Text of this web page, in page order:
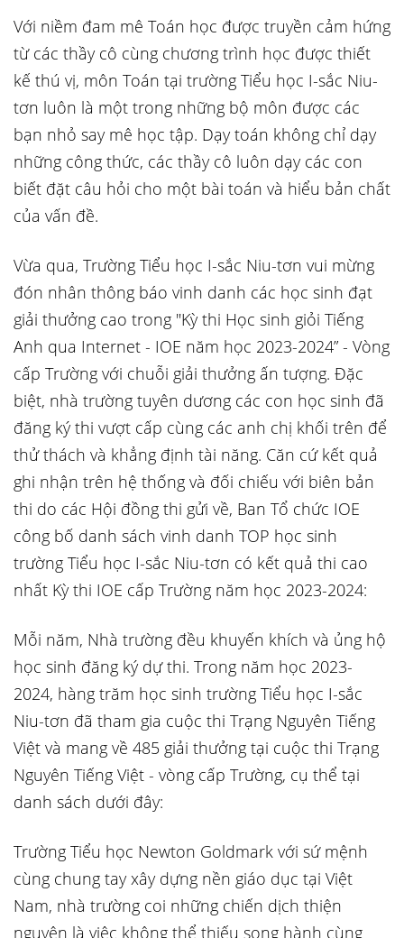
Với niềm đam mê Toán học được truyền cảm hứng
từ các thầy cô cùng chương trình học được thiết
kế thú vị, môn Toán tại trường Tiểu học I-sắc Niu-
tơn luôn là một trong những bộ môn được các
bạn nhỏ say mê học tập. Dạy toán không chỉ dạy
những công thức, các thầy cô luôn dạy các con
biết đặt câu hỏi cho một bài toán và hiểu bản chất
của vấn đề.
Vừa qua, Trường Tiểu học I-sắc Niu-tơn vui mừng
đón nhân thông báo vinh danh các học sinh đạt
giải thưởng cao trong "Kỳ thi Học sinh giỏi Tiếng
Anh qua Internet - IOE năm học 2023-2024” - Vòng
cấp Trường với chuỗi giải thưởng ấn tượng. Đặc
biệt, nhà trường tuyên dương các con học sinh đã
đăng ký thi vượt cấp cùng các anh chị khối trên để
thử thách và khẳng định tài năng. Căn cứ kết quả
ghi nhận trên hệ thống và đối chiếu với biên bản
thi do các Hội đồng thi gửi về, Ban Tổ chức IOE
công bố danh sách vinh danh TOP học sinh
trường Tiểu học I-sắc Niu-tơn có kết quả thi cao
nhất Kỳ thi IOE cấp Trường năm học 2023-2024:
Mỗi năm, Nhà trường đều khuyến khích và ủng hộ
học sinh đăng ký dự thi. Trong năm học 2023-
2024, hàng trăm học sinh trường Tiểu học I-sắc
Niu-tơn đã tham gia cuộc thi Trạng Nguyên Tiếng
Việt và mang về 485 giải thưởng tại cuộc thi Trạng
Nguyên Tiếng Việt - vòng cấp Trường, cụ thể tại
danh sách dưới đây:
Trường Tiểu học Newton Goldmark với sứ mệnh
cùng chung tay xây dựng nền giáo dục tại Việt
Nam, nhà trường coi những chiến dịch thiện
nguyện là việc không thể thiếu song hành cùng